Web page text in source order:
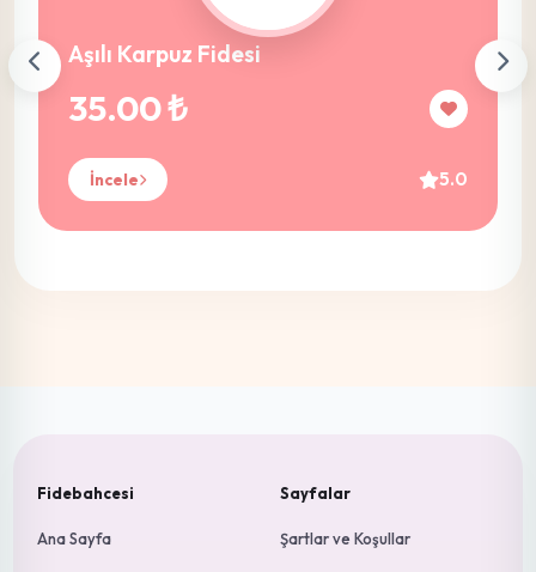
Aşılı Karpuz Fidesi
35.00 ₺
İncele 5.0
Fidebahcesi
Ana Sayfa
Sayfalar
Şartlar ve Koşullar